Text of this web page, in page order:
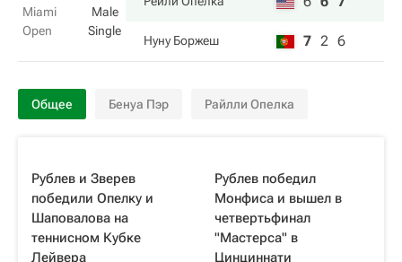
Miami
Open
Male
Single
Нуну Боржеш 7 2 6
Общее Бенуа Пэр Райлли Опелка
Рублев и Зверев
победили Опелку и
Шаповалова на
теннисном Кубке
Лейвера
Рублев победил
Монфиса и вышел в
четвертьфинал
"Мастерса" в
Цинциннати